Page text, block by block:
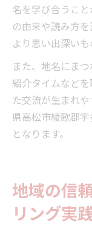
名を学び合うこ
の由来や読み方
より思い出深いも
また、地名にま
紹介タイムなど
た交流が生まれ
県高松市綾歌郡
となります。
地域の信
リング実